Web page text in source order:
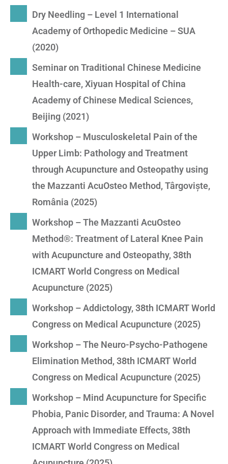
Dry Needling – Level 1 International
Academy of Orthopedic Medicine – SUA
(2020)
Seminar on Traditional Chinese Medicine
Health-care, Xiyuan Hospital of China
Academy of Chinese Medical Sciences,
Beijing (2021)
Workshop – Musculoskeletal Pain of the
Upper Limb: Pathology and Treatment
through Acupuncture and Osteopathy using
the Mazzanti AcuOsteo Method, Târgoviște,
România (2025)
Workshop – The Mazzanti AcuOsteo
Method®: Treatment of Lateral Knee Pain
with Acupuncture and Osteopathy, 38th
ICMART World Congress on Medical
Acupuncture (2025)
Workshop – Addictology, 38th ICMART World
Congress on Medical Acupuncture (2025)
Workshop – The Neuro-Psycho-Pathogene
Elimination Method, 38th ICMART World
Congress on Medical Acupuncture (2025)
Workshop – Mind Acupuncture for Specific
Phobia, Panic Disorder, and Trauma: A Novel
Approach with Immediate Effects, 38th
ICMART World Congress on Medical